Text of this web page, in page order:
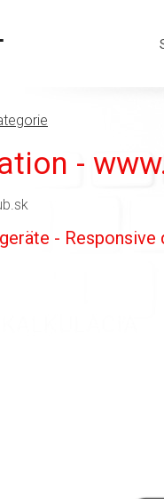
-
- Responsive